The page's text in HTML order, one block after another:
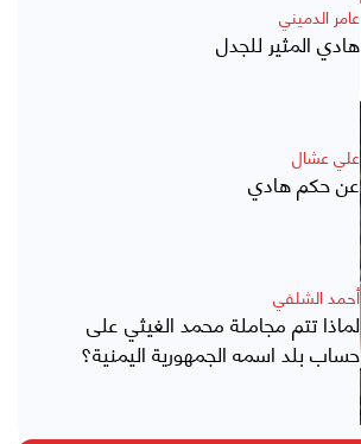
عامر الدميني
هادي المثير للجدل
علي عشال
عن حكم هادي
أحمد الشلفي
لماذا تتم مجاملة محمد الغيثي على
حساب بلد اسمه الجمهورية اليمنية؟